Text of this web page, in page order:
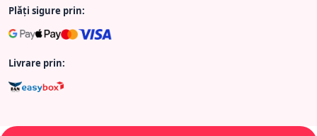
Plăți sigure prin:
Livrare prin: